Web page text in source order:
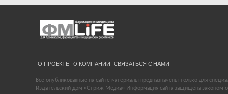
О ПРОЕКТЕ О КОМПАНИИ СВЯЗАТЬСЯ С НАМИ
Все опубликованные на сайте материалы предназначены только для
Издательский дом «Стриж Медиа» Информация сайта защищена законом об